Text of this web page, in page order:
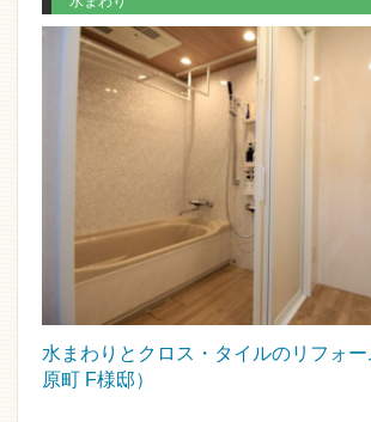
水まわりとクロス・タイルのリフォ
原町 F様邸）